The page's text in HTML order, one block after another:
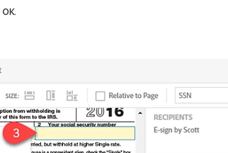
OK.